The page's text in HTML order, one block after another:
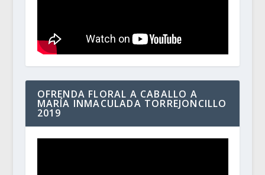
OFRENDA FLORAL A CABALLO A
MARÍA INMACULADA TORREJONCILLO
2019